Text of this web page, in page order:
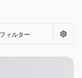
ィルター